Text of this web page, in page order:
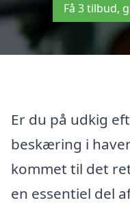
Få 3 tilbud,
Er du på udkig
beskæring i
kommet til det
en essentiel del